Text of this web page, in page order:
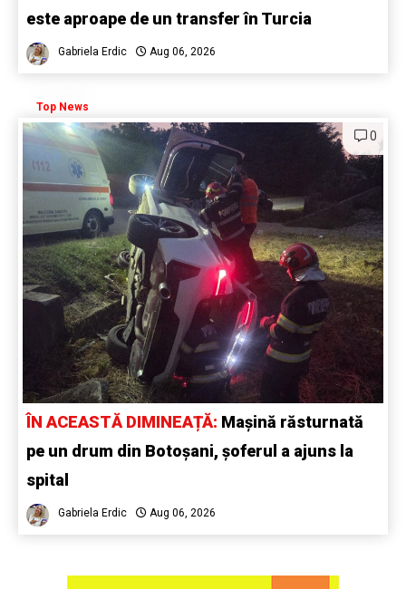
este aproape de un transfer în Turcia
Gabriela Erdic Aug 06, 2026
Top News
0
ÎN ACEASTĂ DIMINEAȚĂ: Mașină răsturnată
pe un drum din Botoșani, șoferul a ajuns la
spital
Gabriela Erdic Aug 06, 2026